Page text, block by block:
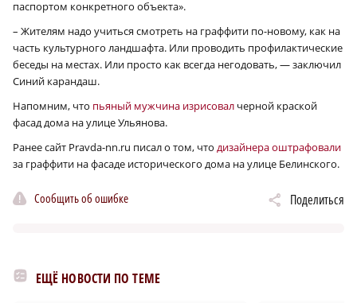
паспортом конкретного объекта».
– Жителям надо учиться смотреть на граффити по-новому, как на
часть культурного ландшафта. Или проводить профилактические
беседы на местах. Или просто как всегда негодовать, — заключил
Синий карандаш.
Напомним, что пьяный мужчина изрисовал черной краской
фасад дома на улице Ульянова.
Ранее сайт Pravda-nn.ru писал о том, что дизайнера оштрафовали
за граффити на фасаде исторического дома на улице Белинского.
Сообщить об ошибке Поделиться
ЕЩЁ НОВОСТИ ПО ТЕМЕ